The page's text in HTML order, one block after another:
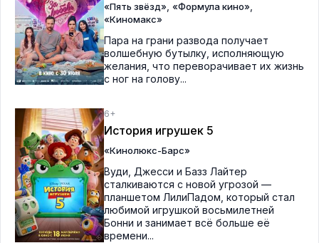
«Пять звёзд» «Формула кино»
«Киномакс»
Пара на грани развода получает
волшебную бутылку, исполняющую
желания, что переворачивает их жизнь
с ног на голову...
6+
История игрушек 5
«Кинолюкс-Барс»
Вуди, Джесси и Базз Лайтер
сталкиваются с новой угрозой —
планшетом ЛилиПадом, который стал
любимой игрушкой восьмилетней
Бонни и занимает всё больше её
времени...